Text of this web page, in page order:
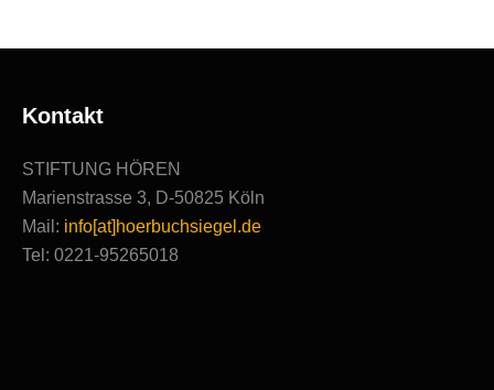
Kontakt
STIFTUNG HÖREN
Marienstrasse 3, D-50825 Köln
Mail: info[at]hoerbuchsiegel.de
Tel: 0221-95265018